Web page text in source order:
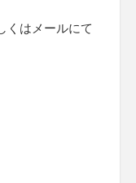
くはメールにて